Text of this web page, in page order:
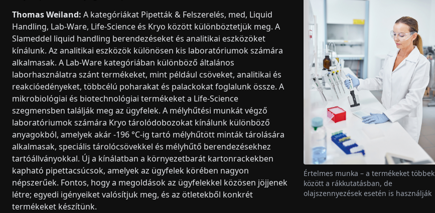
Thomas Weiland: A kategóriákat Pipetták & Felszerelés, med, Liquid
Handling, Lab-Ware, Life-Science és Kryo között különböztetjük meg. A
Slameddel liquid handling berendezéseket és analitikai eszközöket
kínálunk. Az analitikai eszközök különösen kis laboratóriumok számára
alkalmasak. A Lab-Ware kategóriában különböző általános
laborhasználatra szánt termékeket, mint például csöveket, analitikai és
reakcióedényeket, többcélú poharakat és palackokat foglalunk össze. A
mikrobiológiai és biotechnológiai termékeket a Life-Science
szegmensben találják meg az ügyfelek. A mélyhűtési munkát végző
laboratóriumok számára Kryo tárolódobozokat kínálunk különböző
anyagokból, amelyek akár -196 °C-ig tartó mélyhűtött minták tárolására
alkalmasak, speciális tárolócsövekkel és mélyhűtő berendezésekhez
tartóállványokkal. Új a kínálatban a környezetbarát kartonrackekben
kapható pipettacsúcsok, amelyek az ügyfelek körében nagyon
népszerűek. Fontos, hogy a megoldások az ügyfelekkel közösen jöjjenek
létre; egyedi igényeiket valósítjuk meg, és az ötletekből konkrét
termékeket készítünk.
Értelmes munka – a termékeket többek
között a rákkutatásban, de
olajszennyezések esetén is használják